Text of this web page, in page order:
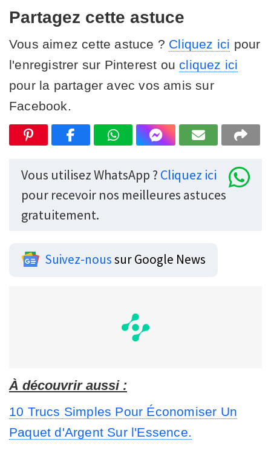
Partagez cette astuce
Vous aimez cette astuce ? Cliquez ici pour
l'enregistrer sur Pinterest ou cliquez ici
pour la partager avec vos amis sur
Facebook.
Vous utilisez WhatsApp ? Cliquez ici
pour recevoir nos meilleures astuces
gratuitement.
Suivez-noussur Google News
À découvrir aussi :
10 Trucs Simples Pour Économiser Un
Paquet d'Argent Sur l'Essence.